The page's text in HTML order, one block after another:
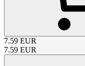
7.59 EUR
7.59 EUR